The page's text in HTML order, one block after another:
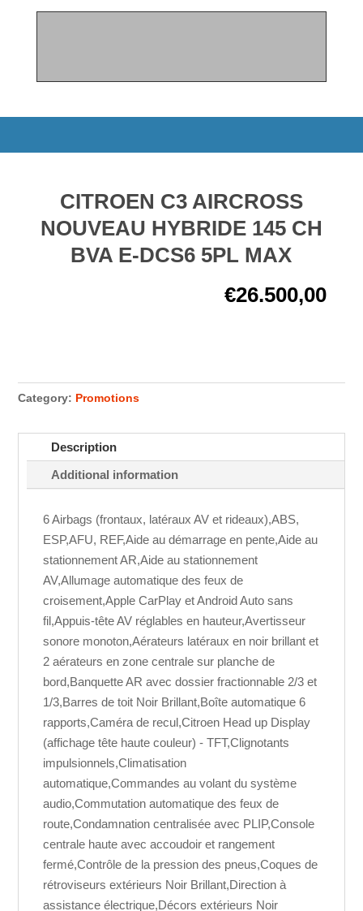
CITROEN C3 AIRCROSS
NOUVEAU HYBRIDE 145 CH
BVA E-DCS6 5PL MAX
€26.500,00
Category: Promotions
Description
Additional information
6 Airbags (frontaux, latéraux AV et rideaux),ABS,
ESP,AFU, REF,Aide au démarrage en pente,Aide au
stationnement AR,Aide au stationnement
AV,Allumage automatique des feux de
croisement,Apple CarPlay et Android Auto sans
fil,Appuis-tête AV réglables en hauteur,Avertisseur
sonore monoton,Aérateurs latéraux en noir brillant et
2 aérateurs en zone centrale sur planche de
bord,Banquette AR avec dossier fractionnable 2/3 et
1/3,Barres de toit Noir Brillant,Boîte automatique 6
rapports,Caméra de recul,Citroen Head up Display
(affichage tête haute couleur) - TFT,Clignotants
impulsionnels,Climatisation
automatique,Commandes au volant du système
audio,Commutation automatique des feux de
route,Condamnation centralisée avec PLIP,Console
centrale haute avec accoudoir et rangement
fermé,Contrôle de la pression des pneus,Coques de
rétroviseurs extérieurs Noir Brillant,Direction à
assistance électrique,Décors extérieurs Noir